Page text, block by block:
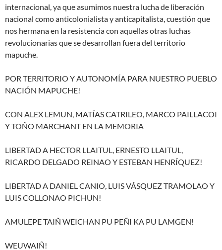
internacional, ya que asumimos nuestra lucha de liberación
nacional como anticolonialista y anticapitalista, cuestión que
nos hermana en la resistencia con aquellas otras luchas
revolucionarias que se desarrollan fuera del territorio
mapuche.
POR TERRITORIO Y AUTONOMÍA PARA NUESTRO PUEBLO
NACIÓN MAPUCHE!
CON ALEX LEMUN, MATÍAS CATRILEO, MARCO PAILLACOI
Y TOÑO MARCHANT EN LA MEMORIA
LIBERTAD A HECTOR LLAITUL, ERNESTO LLAITUL,
RICARDO DELGADO REINAO Y ESTEBAN HENRÍQUEZ!
LIBERTAD A DANIEL CANIO, LUIS VÁSQUEZ TRAMOLAO Y
LUIS COLLONAO PICHUN!
AMULEPE TAIÑ WEICHAN PU PEÑI KA PU LAMGEN!
WEUWAIÑ!